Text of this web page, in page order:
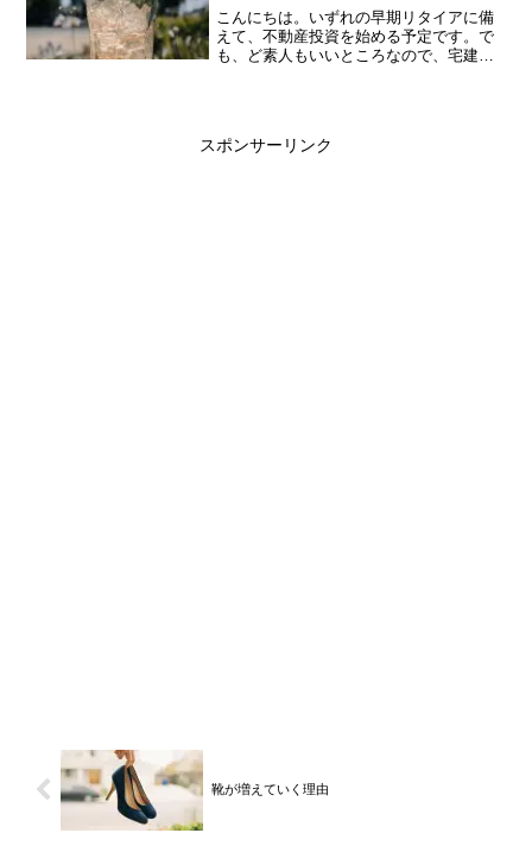
こんにちは。いずれの早期リタイアに備
えて、不動産投資を始める予定です。で
も、ど素人もいいところなので、宅建士
スポンサーリンク
靴が増えていく理由